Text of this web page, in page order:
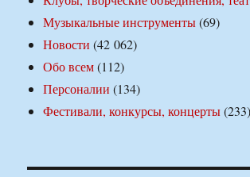
Музыкальные инструменты(69)
Новости (42 062)
Обо всем(112)
Персоналии (134)
Фестивали, конкурсы, концерты(233)